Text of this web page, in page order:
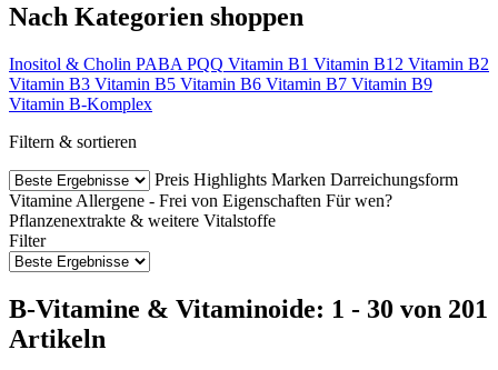
Nach Kategorien shoppen
Inositol & Cholin PABA PQQ Vitamin B1 Vitamin B12 Vitamin B2
Vitamin B3 Vitamin B5 Vitamin B6 Vitamin B7 Vitamin B9
Vitamin B-Komplex
Filtern & sortieren
Preis Highlights Marken Darreichungsform
Vitamine Allergene - Frei von Eigenschaften Für wen?
Pflanzenextrakte & weitere Vitalstoffe
Filter
B-Vitamine & Vitaminoide: 1 - 30 von 201
Artikeln